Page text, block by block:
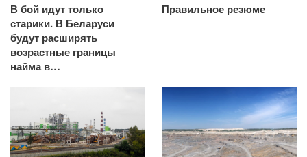
В бой идут только
старики. В Беларуси
будут расширять
возрастные границы
найма в…
Правильное резюме